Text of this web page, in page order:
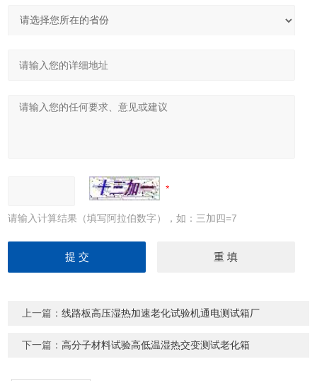
请输入计算结果（填写阿拉伯数字），如：三加四=7
上一篇：线路板高压湿热加速老化试验机通电测试箱厂
下一篇：高分子材料试验高低温湿热交变测试老化箱